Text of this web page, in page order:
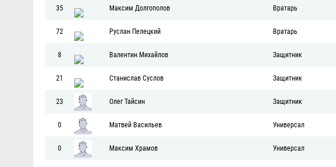
35 Максим Долгополов Вратарь
72 Руслан Пелецкий Вратарь
8 Валентин Михайлов Защитник
21 Станислав Суслов Защитник
23 Олег Тайсин Защитник
0 Матвей Васильев Универсал
0 Максим Храмов Универсал